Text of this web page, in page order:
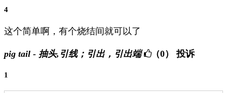
4
这个简单啊，有个烧结间就可以了
pig tail - 抽头,引线；引出，引出端 （0） 投诉
1